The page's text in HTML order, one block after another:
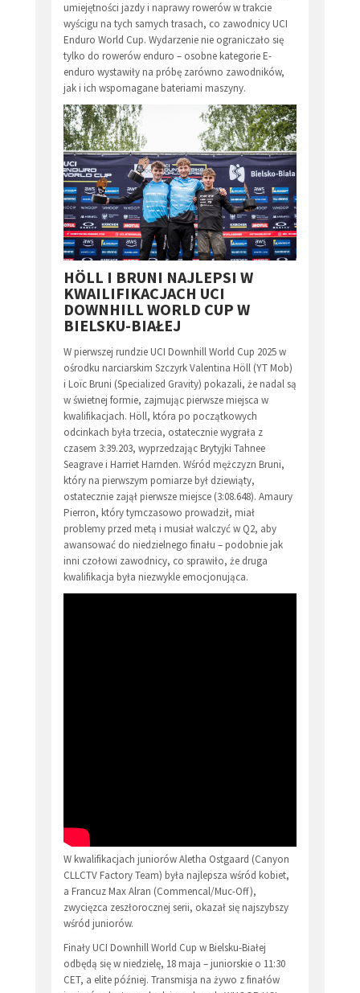
umiejętności jazdy i naprawy rowerów w trakcie
wyścigu na tych samych trasach, co zawodnicy UCI
Enduro World Cup. Wydarzenie nie ograniczało się
tylko do rowerów enduro – osobne kategorie E-
enduro wystawiły na próbę zarówno zawodników,
jak i ich wspomagane bateriami maszyny.
HÖLL I BRUNI NAJLEPSI W
KWAILIFIKACJACH UCI
DOWNHILL WORLD CUP W
BIELSKU-BIAŁEJ
W pierwszej rundzie UCI Downhill World Cup 2025 w
ośrodku narciarskim Szczyrk Valentina Höll (YT Mob)
i Loïc Bruni (Specialized Gravity) pokazali, że nadal są
w świetnej formie, zajmując pierwsze miejsca w
kwalifikacjach. Höll, która po początkowych
odcinkach była trzecia, ostatecznie wygrała z
czasem 3:39.203, wyprzedzając Brytyjki Tahnee
Seagrave i Harriet Harnden. Wśród mężczyzn Bruni,
który na pierwszym pomiarze był dziewiąty,
ostatecznie zajął pierwsze miejsce (3:08.648). Amaury
Pierron, który tymczasowo prowadził, miał
problemy przed metą i musiał walczyć w Q2, aby
awansować do niedzielnego finału – podobnie jak
inni czołowi zawodnicy, co sprawiło, że druga
kwalifikacja była niezwykle emocjonująca.
W kwalifikacjach juniorów Aletha Ostgaard (Canyon
CLLCTV Factory Team) była najlepsza wśród kobiet,
a Francuz Max Alran (Commencal/Muc-Off),
zwycięzca zeszłorocznej serii, okazał się najszybszy
wśród juniorów.
Finały UCI Downhill World Cup w Bielsku-Białej
odbędą się w niedzielę, 18 maja – juniorskie o 11:30
CET, a elite później. Transmisja na żywo z finałów